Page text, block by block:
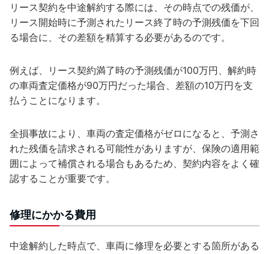
リース契約を中途解約する際には、その時点での残価が、
リース開始時に予測されたリース終了時の予測残価を下回
る場合に、その差額を精算する必要があるのです。
例えば、リース契約満了時の予測残価が100万円、解約時
の車両査定価格が90万円だった場合、差額の10万円を支
払うことになります。
全損事故により、車両の査定価格がゼロになると、予測さ
れた残価を請求される可能性がありますが、保険の適用範
囲によって補償される場合もあるため、契約内容をよく確
認することが重要です。
修理にかかる費用
中途解約した時点で、車両に修理を必要とする箇所がある